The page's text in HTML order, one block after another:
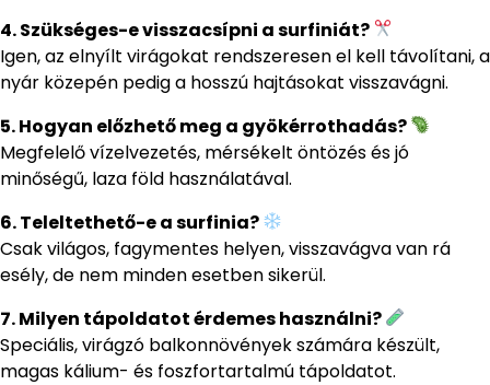
4. Szükséges-e visszacsípni a surfiniát?
Igen, az elnyílt virágokat rendszeresen el kell távolítani, a
nyár közepén pedig a hosszú hajtásokat visszavágni.
5. Hogyan előzhető meg a gyökérrothadás?
Megfelelő vízelvezetés, mérsékelt öntözés és jó
minőségű, laza föld használatával.
6. Teleltethető-e a surfinia?
Csak világos, fagymentes helyen, visszavágva van rá
esély, de nem minden esetben sikerül.
7. Milyen tápoldatot érdemes használni?
Speciális, virágzó balkonnövények számára készült,
magas kálium- és foszfortartalmú tápoldatot.